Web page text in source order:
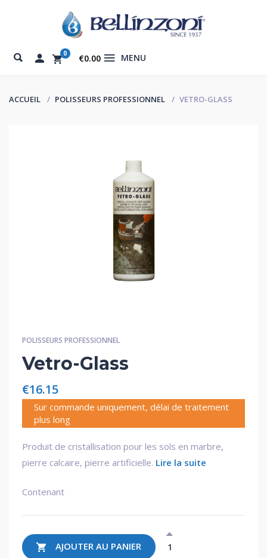
0 €0.00 MENU
ACCUEIL POLISSEURS PROFESSIONNEL VETRO-GLASS
POLISSEURS PROFESSIONNEL
Vetro-Glass
€16.15
Sur commande uniquement, délai de traitement
plus long
Produit de cristallisation pour les sols en marbre,
pierre calcaire, pierre artificielle. Lire la suite
Contenant
AJOUTER AU PANIER